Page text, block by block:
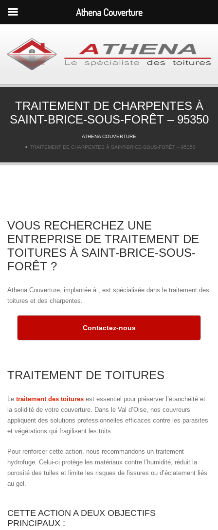
TRAITEMENT DE CHARPENTES À
SAINT-BRICE-SOUS-FORÊT – 95350
ATHENA COUVERTURE
TRAITEMENT DE CHARPENTES À SAINT-BRICE-SOUS-FORÊT – 95350
VOUS RECHERCHEZ UNE
ENTREPRISE DE TRAITEMENT DE
TOITURES À SAINT-BRICE-SOUS-
FORÊT ?
Athena Couverture, implantée à , est spécialisée dans le traitement des
toitures et des charpentes.
Contactez-nous
TRAITEMENT DE TOITURES
Le traitement des toitures est essentiel pour préserver l’étanchéité et
la solidité de votre couverture. Dans le Val d’Oise, nos couvreurs
appliquent des solutions professionnelles efficaces contre les parasites
et végétations qui fragilisent les toits.
Pour renforcer cette action, nous recommandons un traitement
hydrofuge. Celui-ci protège les matériaux contre l’humidité, réduit la
porosité des tuiles et limite les risques de fissures ou d’éclatement liés
au gel.
CETTE ACTION A DEUX OBJECTIFS
PRINCIPAUX :
Athena Couverture